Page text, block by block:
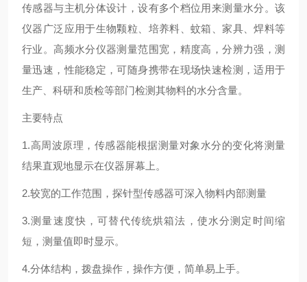
传感器与主机分体设计，设有多个档位用来测量水分。该
仪器广泛应用于生物颗粒、培养料、蚊箱、家具、焊料等
行业。高频水分仪器测量范围宽，精度高，分辨力强，测
量迅速，性能稳定，可随身携带在现场快速检测，适用于
生产、科研和质检等部门检测其物料的水分含量。
主要特点
1.高周波原理，传感器能根据测量对象水分的变化将测量
结果直观地显示在仪器屏幕上。
2.较宽的工作范围，探针型传感器可深入物料内部测量
3.测量速度快，可替代传统烘箱法，使水分测定时间缩
短，测量值即时显示。
4.分体结构，拨盘操作，操作方便，简单易上手。